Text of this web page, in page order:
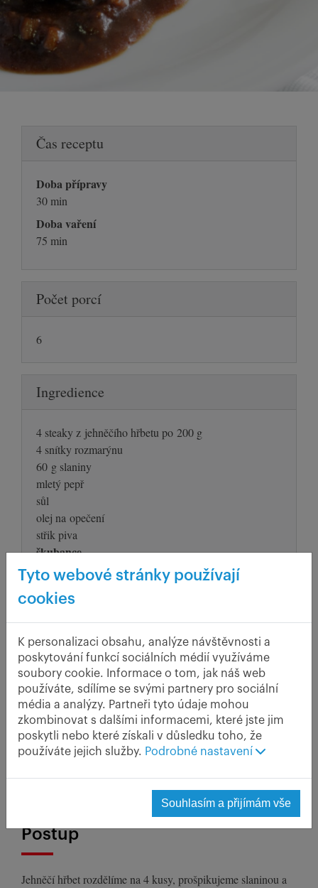
Čas receptu
Doba přípravy
30 min
Doba vaření
75 min
Počet porcí
6
Ingredience
4 steaky z jehněčího hřbetu po 200 g
4 snítky rozmarýnu
60 g slaniny
mletý pepř
sůl
olej na opečení
střik piva
škubance
100 g špeku
800 g brambor uvařených ve slupce a oloupaných
200 g hrubé mouky
2 vejce
sůl
trnková omáčka:80 g slaniny, 250 g švestkových
povidel, 200 g sušených švestek, sůl
Než dostaneme toto jídlo z plotny na stůl,
bude to chvilku trvat. Dobré věci chtějí svůj
čas a talíř vonící rozmarýnem, slaninou a
švestkami nás za námahu odmění opravdu do
Postup
Jehněčí hřbet rozdělíme na 4 kusy, prošpikujeme slaninou a
Tyto webové stránky používají
cookies
K personalizaci obsahu, analýze návštěvnosti a
poskytování funkcí sociálních médií využíváme
soubory cookie. Informace o tom, jak náš web
používáte, sdílíme se svými partnery pro sociální
média a analýzy. Partneři tyto údaje mohou
zkombinovat s dalšími informacemi, které jste jim
poskytli nebo které získali v důsledku toho, že
používáte jejich služby. Podrobné nastavení
Souhlasím a přijímám vše